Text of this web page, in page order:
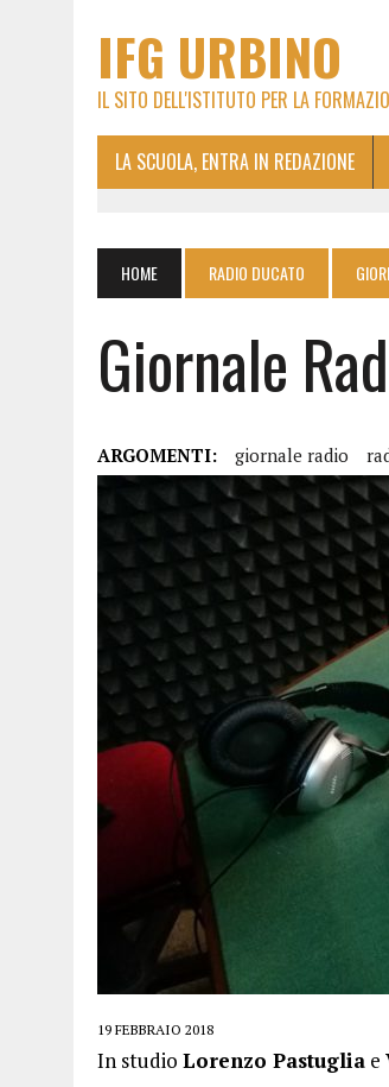
IFG URBINO
IL SITO DELL'ISTITUTO PER LA
LA SCUOLA, ENTRA IN REDAZIONE
HOME RADIO DUCATO
Giornale
ARGOMENTI: giornale radio
19 FEBBRAIO 2018
In studio Lorenzo Pastuglia e